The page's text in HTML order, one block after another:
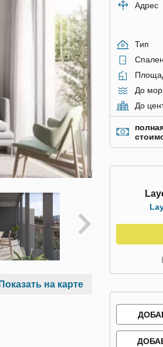
Показать на карте
Адрес
Тип
Спален
До
До